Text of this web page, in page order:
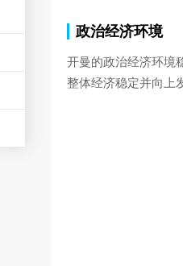
政治经济环境
开曼的政治经济环境
整体经济稳定并向上